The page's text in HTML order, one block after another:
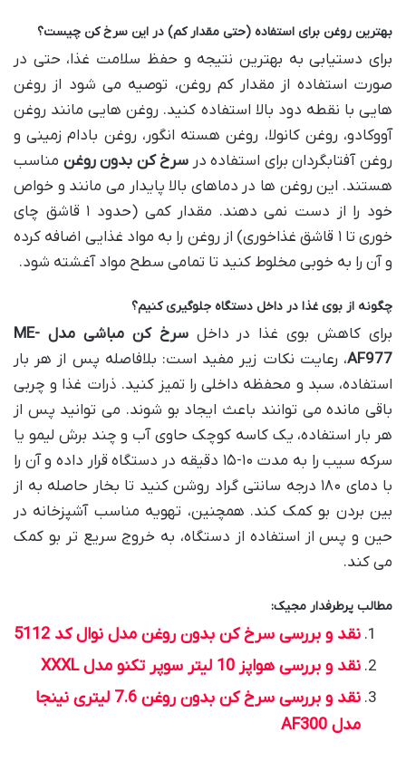
بهترین روغن برای استفاده (حتی مقدار کم) در این سرخ کن چیست؟
برای دستیابی به بهترین نتیجه و حفظ سلامت غذا، حتی در
صورت استفاده از مقدار کم روغن، توصیه می شود از روغن
هایی با نقطه دود بالا استفاده کنید. روغن هایی مانند روغن
آووکادو، روغن کانولا، روغن هسته انگور، روغن بادام زمینی و
روغن آفتابگردان برای استفاده درسرخ کن بدون روغن مناسب
هستند. این روغن ها در دماهای بالا پایدار می مانند و خواص
خود را از دست نمی دهند. مقدار کمی (حدود ۱ قاشق چای
خوری تا ۱ قاشق غذاخوری) از روغن را به مواد غذایی اضافه کرده
و آن را به خوبی مخلوط کنید تا تمامی سطح مواد آغشته شود.
چگونه از بوی غذا در داخل دستگاه جلوگیری کنیم؟
برای کاهش بوی غذا در داخل
سرخ کن مباشی مدل ME-
AF977، رعایت نکات زیر مفید است: بلافاصله پس از هر بار
استفاده، سبد و محفظه داخلی را تمیز کنید. ذرات غذا و چربی
باقی مانده می توانند باعث ایجاد بو شوند. می توانید پس از
هر بار استفاده، یک کاسه کوچک حاوی آب و چند برش لیمو یا
سرکه سیب را به مدت ۱۰-۱۵ دقیقه در دستگاه قرار داده و آن را
با دمای ۱۸۰ درجه سانتی گراد روشن کنید تا بخار حاصله به از
بین بردن بو کمک کند. همچنین، تهویه مناسب آشپزخانه در
حین و پس از استفاده از دستگاه، به خروج سریع تر بو کمک
می کند.
مطالب پرطرفدار مجیک:
نقد و بررسی سرخ کن بدون روغن مدل نوال کد 5112
نقد و بررسی هواپز 10 لیتر سوپر تکنو مدل XXXL
نقد و بررسی سرخ کن بدون روغن 7.6 لیتری نینجا
مدل AF300